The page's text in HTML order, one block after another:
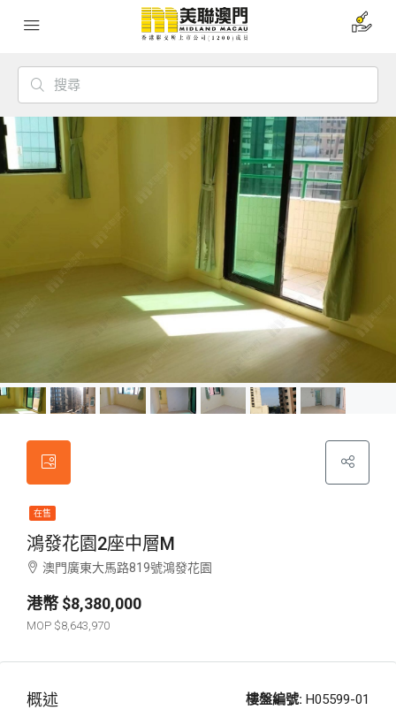
在售
鴻發花園2座中層M
澳門廣東大馬路819號鴻發花園
$8,380,000
$8,643,970
概述 樓盤編號: H05599-01